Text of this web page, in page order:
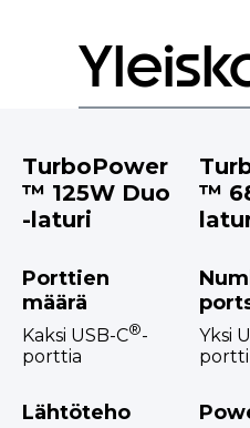
TurboPower
™ 125W Duo
-laturi
Porttien
määrä
Kaksi USB-C®-
porttia
Lähtöteho
™
Yksi
portti